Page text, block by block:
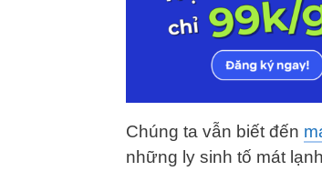
Chúng ta vẫn biết đến
những ly sinh tố mát